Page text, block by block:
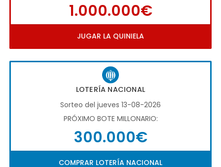
1.000.000€
JUGAR LA QUINIELA
LOTERÍA NACIONAL
Sorteo del jueves 13-08-2026
PRÓXIMO BOTE MILLONARIO:
300.000€
COMPRAR LOTERÍA NACIONAL